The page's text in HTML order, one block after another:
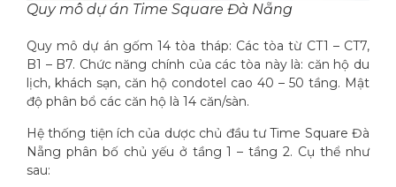
Quy mô dự án Time Square Đà Nẵng
Quy mô dự án gốm 14 tòa tháp: Các tòa từ CT1 – CT7,
B1 – B7. Chức năng chính của các tòa này là: căn hộ du
lịch, khách sạn, căn hộ condotel cao 40 – 50 tầng. Mật
độ phân bổ các căn hộ là 14 căn/sàn.
Hệ thống tiện ích của dược chủ đầu tư Time Square Đà
Nẵng phân bố chủ yếu ở tầng 1 – tầng 2. Cụ thể như
sau: